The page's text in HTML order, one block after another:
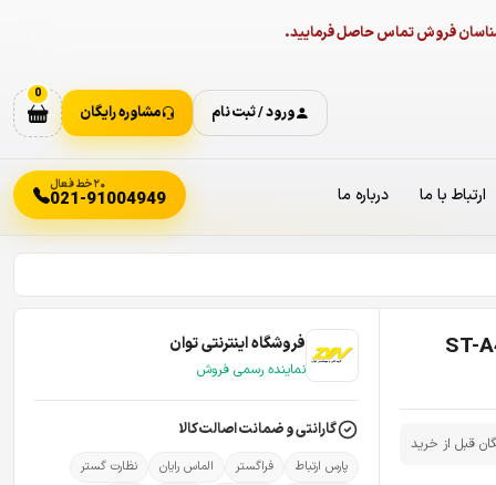
فروش تماس حاصل فرمایید.
ورود / ثبت نام مشاوره رایگان
0
ارتباط با ما درباره ما ۲۰ خط فعال
021-91004949
قبل از خرید
فروشگاه اینترنتی توان
نماینده رسمی فروش
گارانتی و ضمانت اصالت کالا
پارس ارتباط فراگستر الماس رایان
نظارت گستر